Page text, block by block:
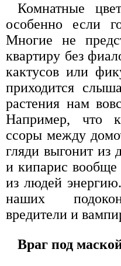
Комнатные
особенно если
Многие не
квартиру без
кактусов или
приходится
растения нам
Например, что
ссоры между
гляди выгонит из
и кипарис
из людей
наших
вредители и
Враг под